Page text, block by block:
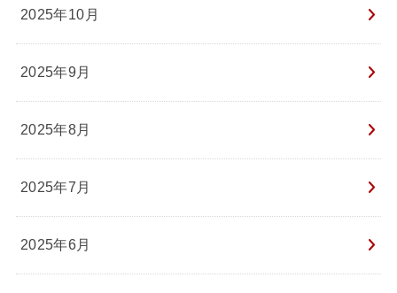
2025年10月
2025年9月
2025年8月
2025年7月
2025年6月